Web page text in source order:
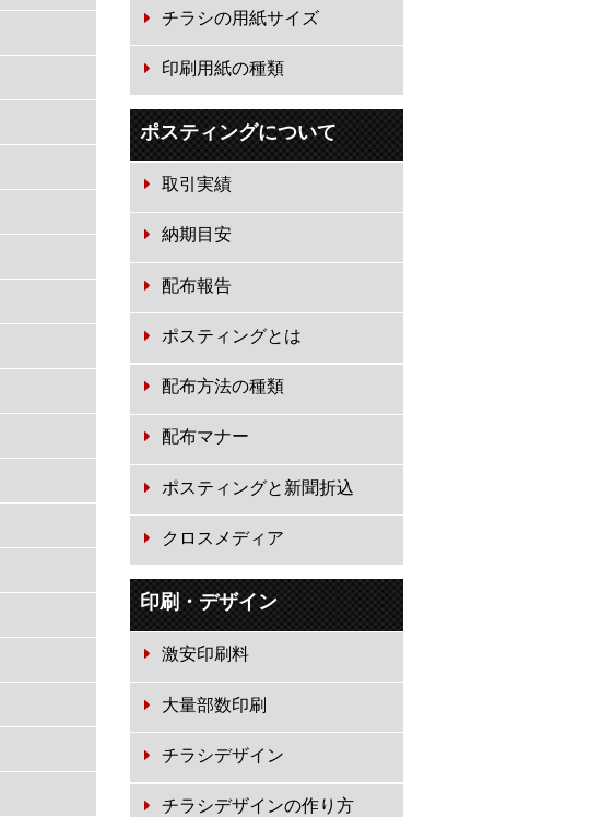
チラシの用紙サイズ
印刷用紙の種類
ポスティングについて
取引実績
納期目安
配布報告
ポスティングとは
配布方法の種類
配布マナー
ポスティングと新聞折込
クロスメディア
印刷・デザイン
激安印刷料
大量部数印刷
チラシデザイン
チラシデザインの作り方